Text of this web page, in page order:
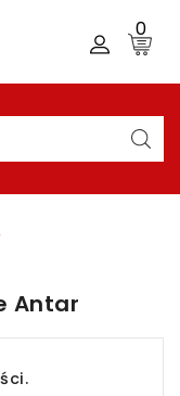
0
Antar